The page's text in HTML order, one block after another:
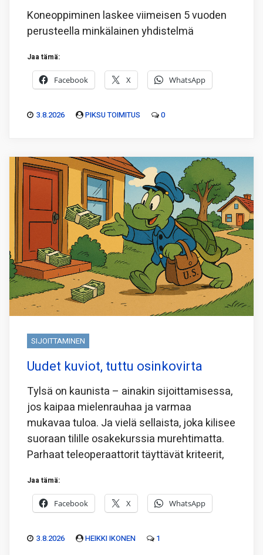
Koneoppiminen laskee viimeisen 5 vuoden
perusteella minkälainen yhdistelmä
Jaa tämä:
Facebook X WhatsApp
3.8.2026 PIKSU TOIMITUS 0
SIJOITTAMINEN
Uudet kuviot, tuttu osinkovirta
Tylsä on kaunista – ainakin sijoittamisessa,
jos kaipaa mielenrauhaa ja varmaa
mukavaa tuloa. Ja vielä sellaista, joka kilisee
suoraan tilille osakekurssia murehtimatta.
Parhaat teleoperaattorit täyttävät kriteerit,
Jaa tämä:
Facebook X WhatsApp
3.8.2026 HEIKKI IKONEN 1